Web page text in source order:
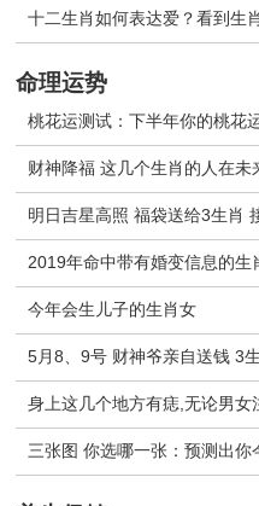
十二生肖如何表达爱？看到生
命理运势
桃花运测试：下半年你的桃花
财神降福 这几个生肖的人在未
明日吉星高照 福袋送给3生肖
2019年命中带有婚变信息的生
今年会生儿子的生肖女
5月8、9号 财神爷亲自送钱 3
身上这几个地方有痣,无论男女
三张图 你选哪一张：预测出你